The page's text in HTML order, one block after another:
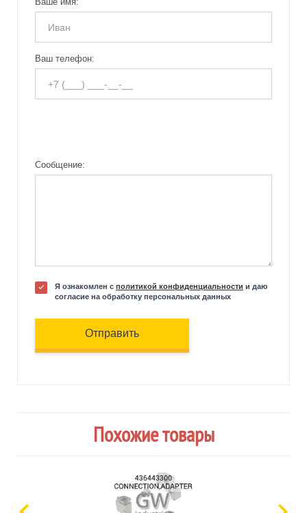
Ваш телефон:
Сообщение:
Я ознакомлен с политикой конфиденциальности и даю
согласие на обработку персональных данных
Отправить
Похожие товары